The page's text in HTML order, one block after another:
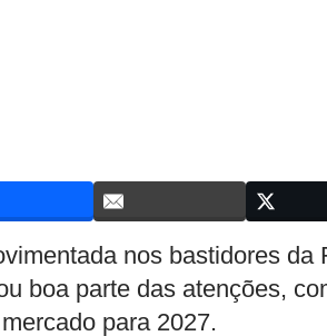
nos bastidores
boa parte das atenções,
para 2027.